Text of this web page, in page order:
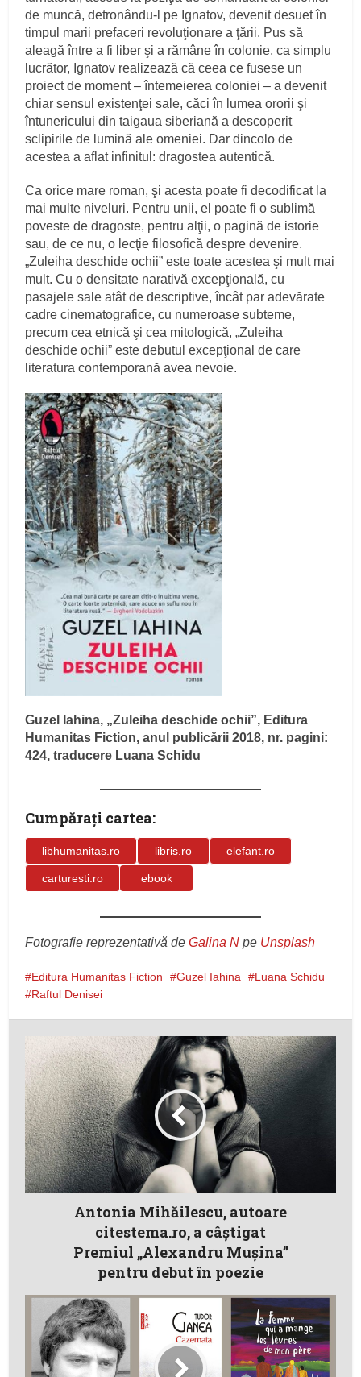
de muncă, detronându-l pe Ignatov, devenit desuet în
timpul marii prefaceri revoluţionare a ţării. Pus să
aleagă între a fi liber şi a rămâne în colonie, ca simplu
lucrător, Ignatov realizează că ceea ce fusese un
proiect de moment – întemeierea coloniei – a devenit
chiar sensul existenţei sale, căci în lumea ororii şi
întunericului din taigaua siberiană a descoperit
sclipirile de lumină ale omeniei. Dar dincolo de
acestea a aflat infinitul: dragostea autentică.
Ca orice mare roman, şi acesta poate fi decodificat la
mai multe niveluri. Pentru unii, el poate fi o sublimă
poveste de dragoste, pentru alţii, o pagină de istorie
sau, de ce nu, o lecţie filosofică despre devenire.
„Zuleiha deschide ochii” este toate acestea şi mult mai
mult. Cu o densitate narativă excepţională, cu
pasajele sale atât de descriptive, încât par adevărate
cadre cinematografice, cu numeroase subteme,
precum cea etnică şi cea mitologică, „Zuleiha
deschide ochii” este debutul excepţional de care
literatura contemporană avea nevoie.
Guzel Iahina, „Zuleiha deschide ochii”, Editura
Humanitas Fiction, anul publicării 2018, nr. pagini:
424, traducere Luana Schidu
Cumpăraţi cartea:
libhumanitas.ro libris.ro elefant.ro
carturesti.ro ebook
Fotografie reprezentativă deGalina N pe Unsplash
Editura Humanitas Fiction Guzel Iahina
Luana Schidu
Raftul Denisei
Antonia Mihăilescu, autoare
citestema.ro, a câştigat
Premiul „Alexandru Mușina”
pentru debut în poezie